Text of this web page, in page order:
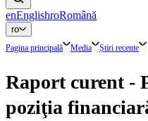
enEnglishroRomână
ro
Pagina principală Media Știri recente
Raport curent -
poziţia